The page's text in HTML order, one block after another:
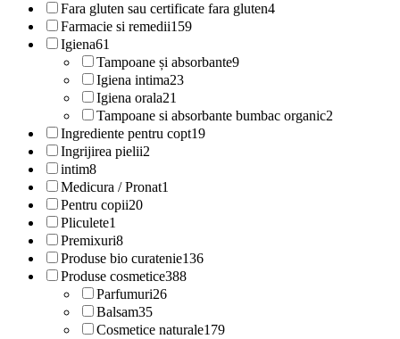
Fara gluten sau certificate fara gluten4
Farmacie si remedii159
Igiena61
Tampoane și absorbante9
Igiena intima23
Igiena orala21
Tampoane si absorbante bumbac organic2
Ingrediente pentru copt19
Ingrijirea pielii2
intim8
Medicura / Pronat1
Pentru copii20
Pliculete1
Premixuri8
Produse bio curatenie136
Produse cosmetice388
Parfumuri26
Balsam35
Cosmetice naturale179